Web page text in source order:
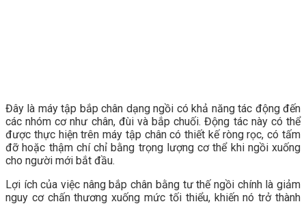
Đây là máy tập bắp chân dạng ngồi có khả năng tác động đến
các nhóm cơ như chân, đùi và bắp chuối. Động tác này có thể
được thực hiện trên máy tập chân có thiết kế ròng rọc, có tấm
đỡ hoặc thậm chí chỉ bằng trọng lượng cơ thể khi ngồi xuống
cho người mới bắt đầu.
Lợi ích của việc nâng bắp chân bằng tư thế ngồi chính là giảm
nguy cơ chấn thương xuống mức tối thiểu, khiến nó trở thành